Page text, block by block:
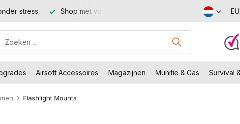
Shop met voordeel – Gratis verzending vanaf €99,- Bezoek
Airsoft Accessoires Magazijnen Munitie & Gas Survival
Flashlight Mounts